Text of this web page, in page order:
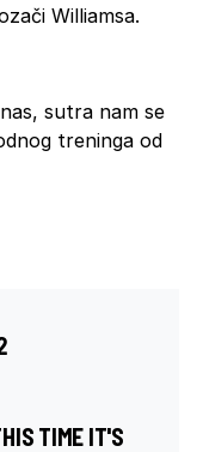
Williamsa.
sutra nam se
treninga od
TIME IT'S